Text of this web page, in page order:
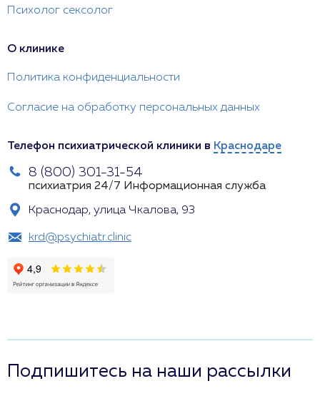
Психолог сексолог
О клинике
Политика конфиденциальности
Согласие на обработку персональных данных
Телефон психиатрической клиники в Краснодаре
8 (800) 301-31-54
психиатрия 24/7 Информационная служба
Краснодар, улица Чкалова, 93
krd@psychiatr.clinic
Подпишитесь на наши рассылки